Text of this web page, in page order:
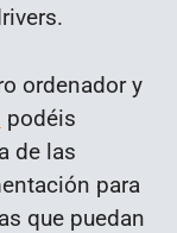
ordenador y
podéis
de las
para
que puedan